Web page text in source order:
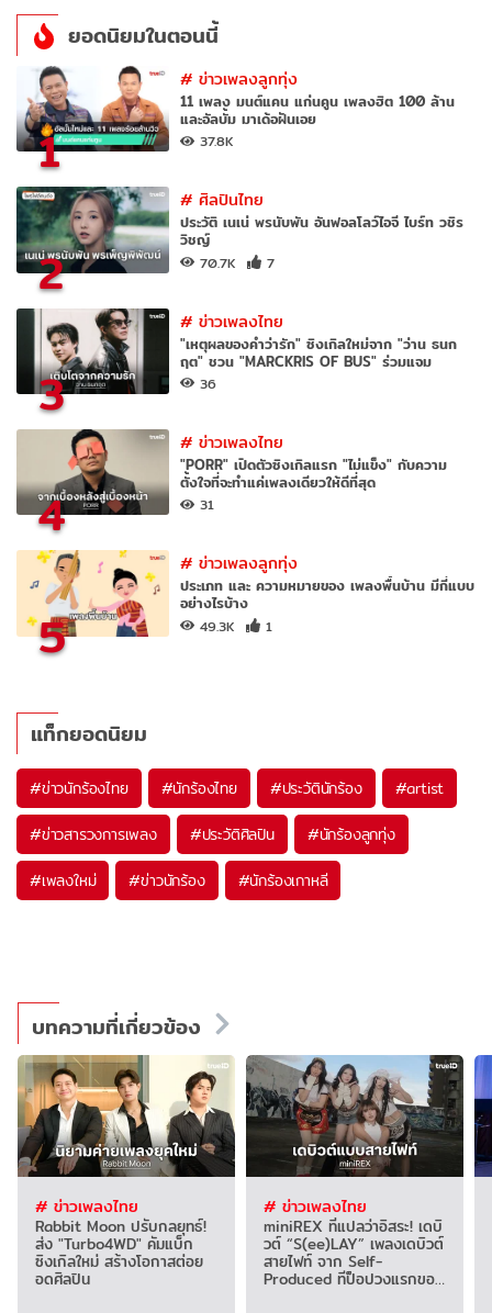
ยอดนิยมในตอนนี้
1
#ข่าวเพลงลูกทุ่ง
11 เพลง มนต์แคน แก่นคูน เพลงฮิต 100 ล้าน
และอัลบั้ม มาเด้อฝันเอย
37.8K
2
#ศิลปินไทย
ประวัติ เนเน่ พรนับพัน อันฟอลโลว์ไอจี ไบร์ท วชิร
วิชญ์
70.7K 7
3
#ข่าวเพลงไทย
"เหตุผลของคำว่ารัก" ซิงเกิลใหม่จาก "ว่าน ธนก
ฤต" ชวน "MARCKRIS OF BUS" ร่วมแจม
36
4
#ข่าวเพลงไทย
"PORR" เปิดตัวซิงเกิลแรก "ไม่แข็ง" กับความ
ตั้งใจที่จะทำแค่เพลงเดียวให้ดีที่สุด
31
5
#ข่าวเพลงลูกทุ่ง
ประเภท และ ความหมายของ เพลงพื้นบ้าน มีกี่แบบ
อย่างไรบ้าง
49.3K 1
แท็กยอดนิยม
#ข่าวนักร้องไทย #นักร้องไทย #ประวัตินักร้อง #artist
#ข่าวสารวงการเพลง #ประวัติศิลปิน #นักร้องลูกทุ่ง
#เพลงใหม่ #ข่าวนักร้อง #นักร้องเกาหลี
บทความที่เกี่ยวข้อง
# ข่าวเพลงไทย
Rabbit Moon ปรับกลยุทธ์!
ส่ง "Turbo4WD" คัมแบ็ก
ซิงเกิลใหม่ สร้างโอกาสต่อย
อดศิลปิน
# ข่าวเพลงไทย
miniREX ที่แปลว่าอิสระ! เดบิ
วต์ “S(ee)LAY” เพลงเดบิวต์
สายไฟท์ จาก Self-
Produced ทีป็อปวงแรกของ